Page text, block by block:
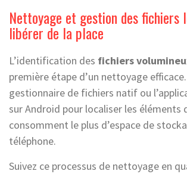
Nettoyage et gestion des fichiers
libérer de la place
L’identification des fichiers
première étape d’un nettoyage
gestionnaire de fichiers natif ou
sur Android pour localiser les éléments
consomment le plus d’espace de
téléphone.
Suivez ce processus de nettoyage en